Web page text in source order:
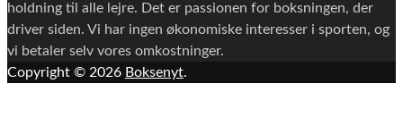
holdning til alle lejre. Det er passionen for boksningen, der
driver siden. Vi har ingen økonomiske interesser i sporten, og
vi betaler selv vores omkostninger.
Copyright © 2026 Boksenyt.